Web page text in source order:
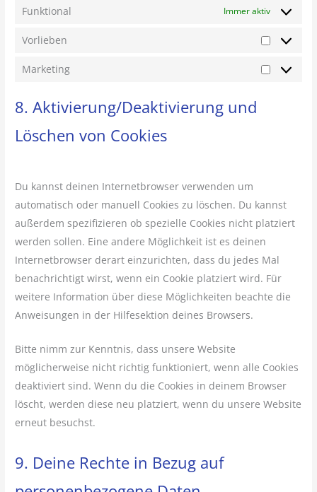
Funktional Immer aktiv
Vorlieben
Marketing
8. Aktivierung/Deaktivierung und
Löschen von Cookies
Du kannst deinen Internetbrowser verwenden um
automatisch oder manuell Cookies zu löschen. Du kannst
außerdem spezifizieren ob spezielle Cookies nicht platziert
werden sollen. Eine andere Möglichkeit ist es deinen
Internetbrowser derart einzurichten, dass du jedes Mal
benachrichtigt wirst, wenn ein Cookie platziert wird. Für
weitere Information über diese Möglichkeiten beachte die
Anweisungen in der Hilfesektion deines Browsers.
Bitte nimm zur Kenntnis, dass unsere Website
möglicherweise nicht richtig funktioniert, wenn alle Cookies
deaktiviert sind. Wenn du die Cookies in deinem Browser
löscht, werden diese neu platziert, wenn du unsere Website
erneut besuchst.
9. Deine Rechte in Bezug auf